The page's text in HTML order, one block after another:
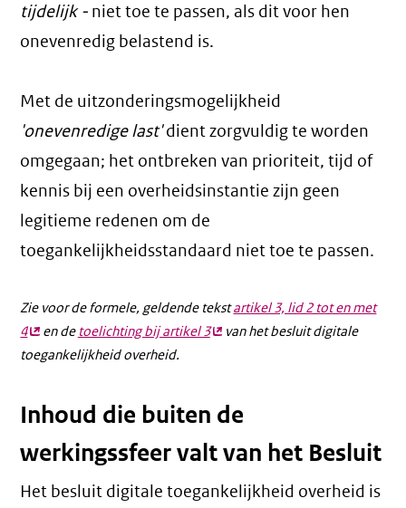
tijdelijk - niet toe te passen, als dit voor hen
onevenredig belastend is.
Met de uitzonderingsmogelijkheid
'onevenredige last'dient zorgvuldig te worden
omgegaan; het ontbreken van prioriteit, tijd of
kennis bij een overheidsinstantie zijn geen
legitieme redenen om de
toegankelijkheidsstandaard niet toe te passen.
Zie voor de formele, geldende tekstartikel 3, lid 2 tot en met
4(externe
link)
en de toelichting bij artikel 3(externe
van het besluit digitale
toegankelijkheid overheid.
Inhoud die buiten de
werkingssfeer valt van het Besluit
Het besluit digitale toegankelijkheid overheid is